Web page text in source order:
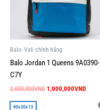
Balo- Vali chính hãng
Balo Jordan 1 Queens 9A0390-
C7Y
2,000,000VND 1,000,000VND
có
thể
được
chọn
40x30x13